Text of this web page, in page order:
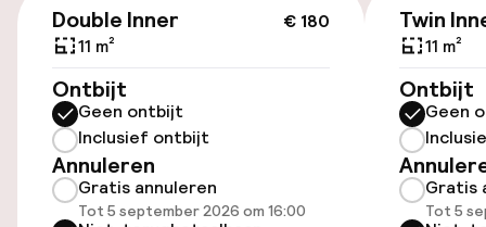
Openbaar parkeren
Toegankelijkheid
Overal rolstoeltoegankelijk
Lift
€ 180
Double Inner
11 m²
Ontbijt
Geen ontbijt
Inclusief ontbijt
Annuleren
Gratis annuleren
Tot 5 september 2026 om 16:00
Twin
11 m²
Ontbijt
Geen
Gratis
Tot 5